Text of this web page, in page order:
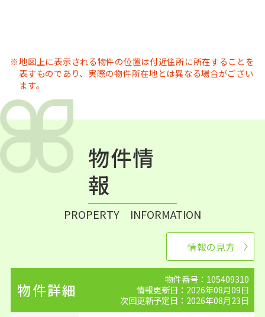
地図上に表示される物件の位置は付近住所に所在することを
表すものであり、実際の物件所在地とは異なる場合がござい
ます。
物件情
報
PROPERTY INFORMATION
情報の見方
物件詳細
物件番号：105409310
情報更新日：2026年08月09日
次回更新予定日：2026年08月23日